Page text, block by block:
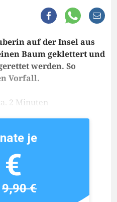
auf der Insel aus
Baum geklettert und
werden. So
Vorfall.
2 Minuten
je
9,90 €